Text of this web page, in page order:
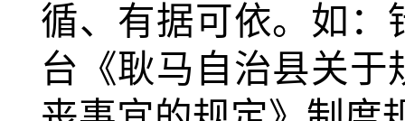
循、有据可依。 如：
台 《耿马自治县关